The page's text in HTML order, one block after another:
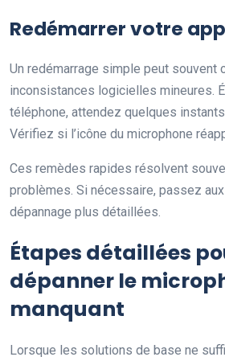
Redémarrer votre
Un redémarrage simple peut souvent
inconsistances logicielles mineures.
téléphone, attendez quelques
Vérifiez si l’icône du microphone
Ces remèdes rapides résolvent
problèmes. Si nécessaire, passez
dépannage plus détaillées.
Étapes détaillées
dépanner le
manquant
Lorsque les solutions de base ne